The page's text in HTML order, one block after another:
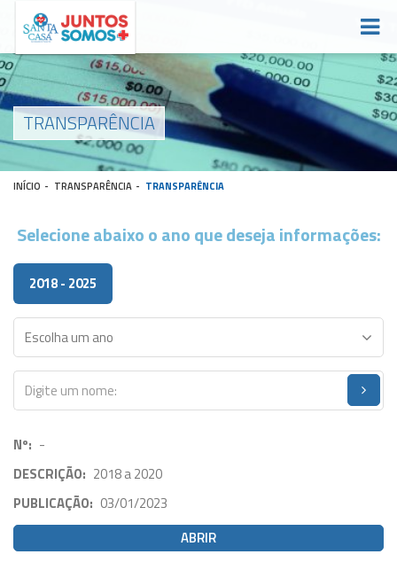
TRANSPARÊNCIA
INÍCIO - TRANSPARÊNCIA - TRANSPARÊNCIA
Selecione abaixo o ano que deseja informações:
2018 - 2025
Nº: -
DESCRIÇÃO: 2018 a 2020
PUBLICAÇÃO: 03/01/2023
ABRIR